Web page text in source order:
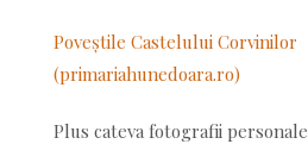
Poveștile Castelului Corvinilor
(primariahunedoara.ro)
Plus cateva fotografii personale